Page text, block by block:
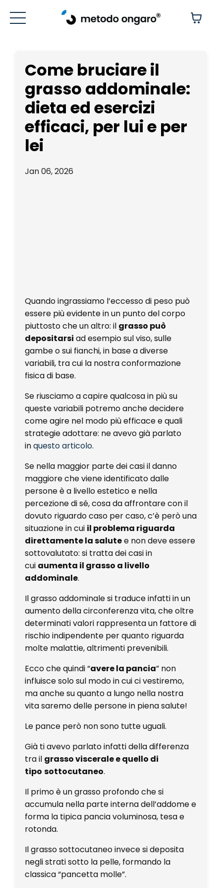
Come bruciare il
grasso addominale:
dieta ed esercizi
efficaci, per lui e per
lei
Jan 06, 2026
Quando ingrassiamo l’eccesso di peso può
essere più evidente in un punto del corpo
piuttosto che un altro: il grasso può
depositarsi ad esempio sul viso, sulle
gambe o sui fianchi, in base a diverse
variabili, tra cui la nostra conformazione
fisica di base.
Se riusciamo acapire qualcosa in più su
queste variabili potremo anche decidere
come agire nel modo più efficace e quali
strategie adottare: ne avevo già parlato
inquesto articolo.
Se nella maggior parte dei casi il danno
maggiore che viene identificato dalle
persone è a livello estetico e nella
percezione di sé, cosa da affrontare con il
dovuto riguardo caso per caso, c’è però una
situazione in cui il problema riguarda
direttamente la salutee non deve essere
sottovalutato: si tratta dei casi in
cui aumenta il grasso a livello
addominale.
Il grasso addominale si traduce infatti in un
aumento della circonferenza vita, che oltre
determinati valori rappresenta un fattore di
rischio indipendente per quanto riguarda
molte malattie, altrimenti prevenibili.
Ecco che quindi “avere la pancia” non
influisce solo sul modo in cui ci vestiremo,
ma anche su quanto a lungo nella nostra
vita saremo delle persone in piena salute!
Le pance però non sono tutte uguali.
Già ti avevo parlato infatti della differenza
tra il grasso viscerale e quello di
tipo sottocutaneo.
Il primo è un grasso profondo che si
accumula nella parte interna dell’addome e
forma la tipica pancia voluminosa, tesa e
rotonda.
Il grasso sottocutaneo invece si deposita
negli strati sotto la pelle, formando la
classica “pancetta molle”.